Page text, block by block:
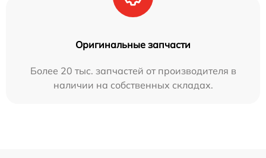
Оригинальные запчасти
Более 20 тыс. запчастей от производителя в
наличии на собственных складах.